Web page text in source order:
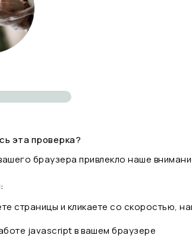
эта проверка?
браузера привлекло наше
страницы и кликаете со скоростью,
javascript в вашем браузере